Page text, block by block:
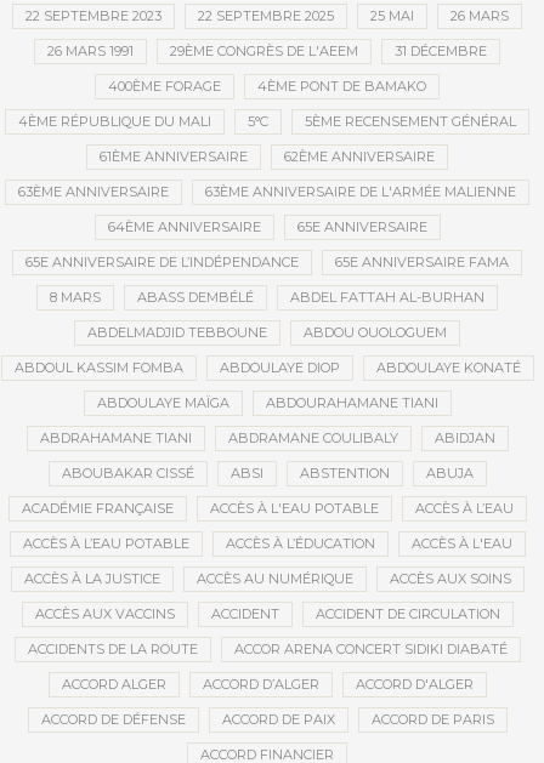
22 SEPTEMBRE 2023 22 SEPTEMBRE 2025 25 MAI 26 MARS
26 MARS 1991 29ÈME CONGRÈS DE L'AEEM 31 DÉCEMBRE
400ÈME FORAGE 4ÈME PONT DE BAMAKO
4ÈME RÉPUBLIQUE DU MALI 5°C 5ÈME RECENSEMENT GÉNÉRAL
61ÈME ANNIVERSAIRE 62ÈME ANNIVERSAIRE
63ÈME ANNIVERSAIRE 63ÈME ANNIVERSAIRE DE L'ARMÉE MALIENNE
64ÈME ANNIVERSAIRE 65E ANNIVERSAIRE
65E ANNIVERSAIRE DE L’INDÉPENDANCE 65E ANNIVERSAIRE FAMA
8 MARS ABASS DEMBÉLÉ ABDEL FATTAH AL-BURHAN
ABDELMADJID TEBBOUNE ABDOU OUOLOGUEM
ABDOUL KASSIM FOMBA ABDOULAYE DIOP ABDOULAYE KONATÉ
ABDOULAYE MAÏGA ABDOURAHAMANE TIANI
ABDRAHAMANE TIANI ABDRAMANE COULIBALY ABIDJAN
ABOUBAKAR CISSÉ ABSI ABSTENTION ABUJA
ACADÉMIE FRANÇAISE ACCÈS À L'EAU POTABLE ACCÈS À L’EAU
ACCÈS À L’EAU POTABLE ACCÈS À L’ÉDUCATION ACCÈS À L'EAU
ACCÈS À LA JUSTICE ACCÈS AU NUMÉRIQUE ACCÈS AUX SOINS
ACCÈS AUX VACCINS ACCIDENT ACCIDENT DE CIRCULATION
ACCIDENTS DE LA ROUTE ACCOR ARENA CONCERT SIDIKI DIABATÉ
ACCORD ALGER ACCORD D’ALGER ACCORD D'ALGER
ACCORD DE DÉFENSE ACCORD DE PAIX ACCORD DE PARIS
ACCORD FINANCIER